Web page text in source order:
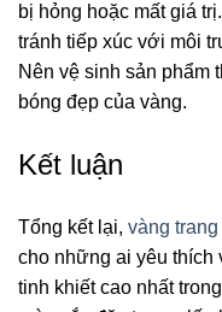
bị hỏng hoặc mất giá
tránh tiếp xúc với môi
Nên vệ sinh sản
bóng đẹp của vàng.
Kết luận
Tổng kết lại, vàng
cho những ai yêu thích
tinh khiết cao nhất